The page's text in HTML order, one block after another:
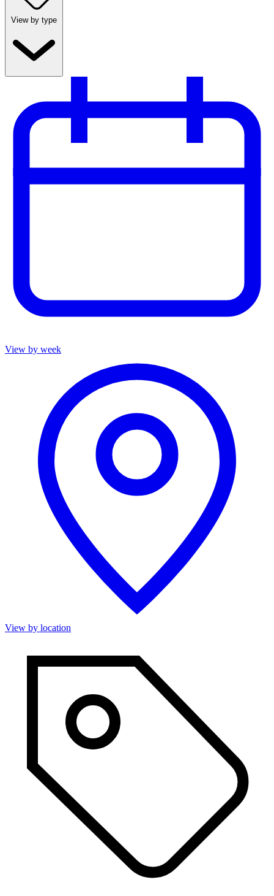
View by type
View by week
View by location